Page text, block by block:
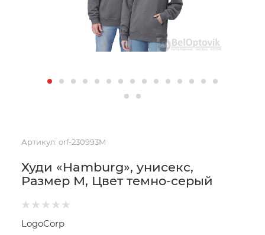
Артикул: orf-230993M
Худи «Hamburg», унисекс,
Размер M, Цвет темно-серый
LogoCorp